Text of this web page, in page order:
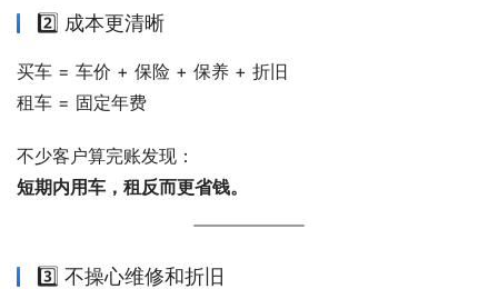
2️⃣ 成本更清晰
买车 = 车价 + 保险 + 保养 + 折旧
租车 = 固定年费
不少客户算完账发现：
短期内用车，租反而更省钱。
3️⃣ 不操心维修和折旧